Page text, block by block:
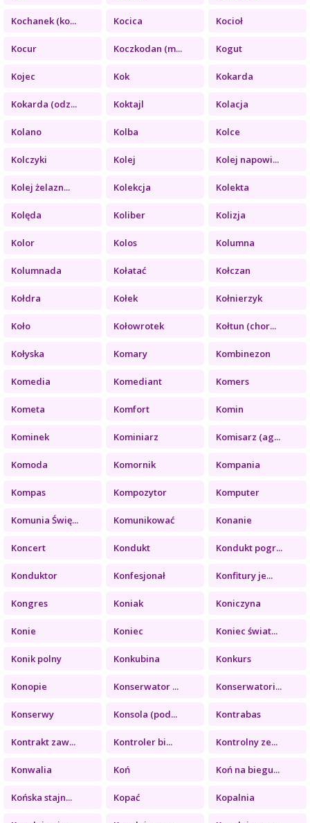
Kochanek (ko... Kocica Kocioł
Kocur Koczkodan (m... Kogut
Kojec Kok Kokarda
Kokarda (odz... Koktajl Kolacja
Kolano Kolba Kolce
Kolczyki Kolej Kolej napowi...
Kolej żelazn... Kolekcja Kolekta
Kolęda Koliber Kolizja
Kolor Kolos Kolumna
Kolumnada Kołatać Kołczan
Kołdra Kołek Kołnierzyk
Koło Kołowrotek Kołtun (chor...
Kołyska Komary Kombinezon
Komedia Komediant Komers
Kometa Komfort Komin
Kominek Kominiarz Komisarz (ag...
Komoda Komornik Kompania
Kompas Kompozytor Komputer
Komunia Świę... Komunikować Konanie
Koncert Kondukt Kondukt pogr...
Konduktor Konfesjonał Konfitury je...
Kongres Koniak Koniczyna
Konie Koniec Koniec świat...
Konik polny Konkubina Konkurs
Konopie Konserwator ... Konserwatori...
Konserwy Konsola (pod... Kontrabas
Kontrakt zaw... Kontroler bi... Kontrolny ze...
Konwalia Koń Koń na biegu...
Końska stajn... Kopać Kopalnia